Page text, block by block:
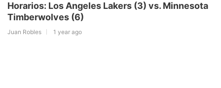
Horarios: Los Angeles Lakers (3) vs. Minnesota
Timberwolves (6)
Juan Robles 1 year ago